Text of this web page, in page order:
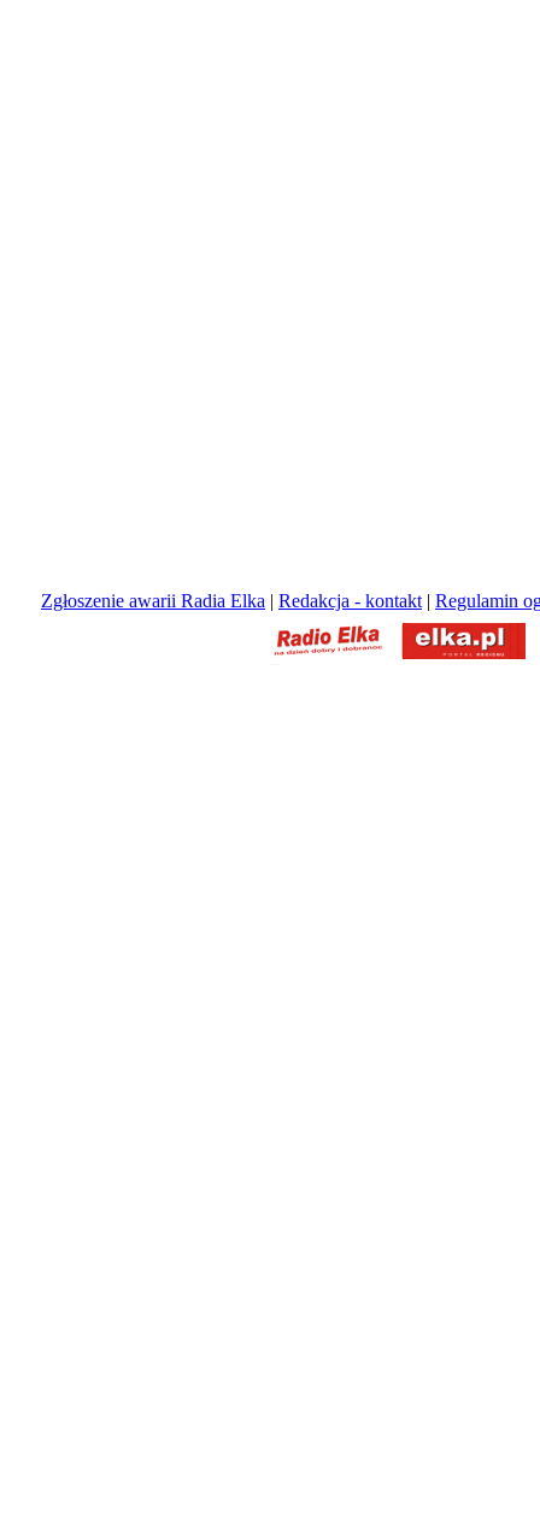
Zgłoszenie awarii Radia Elka | Redakcja - kontakt | Regulamin